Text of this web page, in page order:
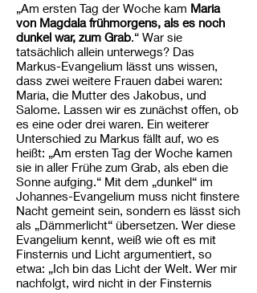
„Am ersten Tag der Woche kam Maria
von Magdala frühmorgens, als es noch
dunkel war, zum Grab.“ War sie
tatsächlich allein unterwegs? Das
Markus-Evangelium lässt uns wissen,
dass zwei weitere Frauen dabei waren:
Maria, die Mutter des Jakobus, und
Salome. Lassen wir es zunächst offen, ob
es eine oder drei waren. Ein weiterer
Unterschied zu Markus fällt auf, wo es
heißt: „Am ersten Tag der Woche kamen
sie in aller Frühe zum Grab, als eben die
Sonne aufging.“ Mit dem „dunkel“ im
Johannes-Evangelium muss nicht finstere
Nacht gemeint sein, sondern es lässt sich
als „Dämmerlicht“ übersetzen. Wer diese
Evangelium kennt, weiß wie oft es mit
Finsternis und Licht argumentiert, so
etwa: „Ich bin das Licht der Welt. Wer mir
nachfolgt, wird nicht in der Finsternis